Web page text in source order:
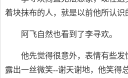
着块抹布的人，就是以前他所认识
阿飞自然也看到了李寻欢。
他先觉得很意外，表情有些
露出一丝微笑--谢天谢地，他笑得